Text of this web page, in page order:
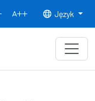
Normalny rozmiar czcionki
Rozmiar czcionki 150% Rozmiar
Język